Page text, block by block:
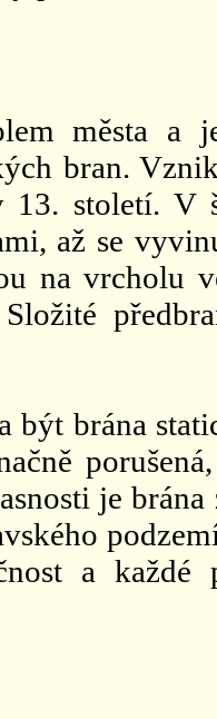
města a
bran.
století. V
až se
na vrcholu
Složité
být brána
je
a